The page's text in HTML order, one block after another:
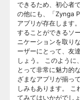
できるため、初心者
の他にも、「Zynga
アプリが存在します
することができるソ
ニケーションを取り
ーザーにとって、友
しょう。 このように
とって非常に魅力的
ざまなアプリが揃っ
しみもあります。 こ
てみてはいかがでし